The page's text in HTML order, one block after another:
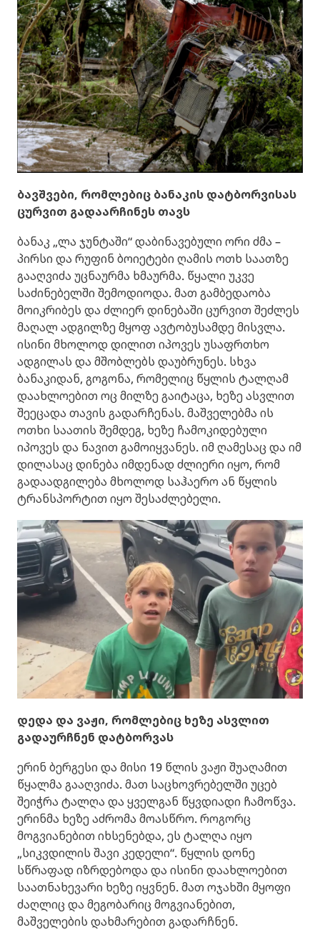
ბავშვები, რომლებიც ბანაკის დატბორვისას
ცურვით გადაარჩინეს თავს
ბანაკ „ლა ჯუნტაში“ დაბინავებული ორი ძმა –
პირსი და რუფინ ბოიეტები ღამის ოთხ საათზე
გააღვიძა უცნაურმა ხმაურმა. წყალი უკვე
საძინებელში შემოდიოდა. მათ გამბედაობა
მოიკრიბეს და ძლიერ დინებაში ცურვით შეძლეს
მაღალ ადგილზე მყოფ ავტობუსამდე მისვლა.
ისინი მხოლოდ დილით იპოვეს უსაფრთხო
ადგილას და მშობლებს დაუბრუნეს. სხვა
ბანაკიდან, გოგონა, რომელიც წყლის ტალღამ
დაახლოებით ოც მილზე გაიტაცა, ხეზე ასვლით
შეეცადა თავის გადარჩენას. მაშველებმა ის
ოთხი საათის შემდეგ, ხეზე ჩამოკიდებული
იპოვეს და ნავით გამოიყვანეს. იმ ღამესაც და იმ
დილასაც დინება იმდენად ძლიერი იყო, რომ
გადაადგილება მხოლოდ საჰაერო ან წყლის
ტრანსპორტით იყო შესაძლებელი.
დედა და ვაჟი, რომლებიც ხეზე ასვლით
გადაურჩნენ დატბორვას
ერინ ბერგესი და მისი 19 წლის ვაჟი შუაღამით
წყალმა გააღვიძა. მათ საცხოვრებელში უცებ
შეიჭრა ტალღა და ყველგან წყვდიადი ჩამოწვა.
ერინმა ხეზე აძრომა მოასწრო. როგორც
მოგვიანებით იხსენებდა, ეს ტალღა იყო
„სიკვდილის შავი კედელი“. წყლის დონე
სწრაფად იზრდებოდა და ისინი დაახლოებით
საათნახევარი ხეზე იყვნენ. მათ ოჯახში მყოფი
ძაღლიც და მეგობარიც მოგვიანებით,
მაშველების დახმარებით გადარჩნენ.